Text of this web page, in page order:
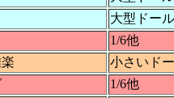
大型ドール
1/6他
小さいド
1/6他